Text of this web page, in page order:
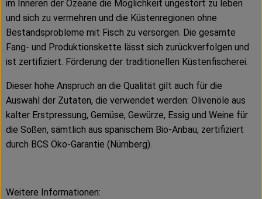
im Inneren der Ozeane die Möglichkeit ungestört zu leben
und sich zu vermehren und die Küstenregionen ohne
Bestandsprobleme mit Fisch zu versorgen. Die gesamte
Fang- und Produktionskette lässt sich zurückverfolgen und
ist zertifiziert. Förderung der traditionellen Küstenfischerei.
Dieser hohe Anspruch an die Qualität gilt auch für die
Auswahl der Zutaten, die verwendet werden: Olivenöle aus
kalter Erstpressung, Gemüse, Gewürze, Essig und Weine für
die Soßen, sämtlich aus spanischem Bio-Anbau, zertifiziert
durch BCS Öko-Garantie (Nürnberg).
Weitere Informationen: